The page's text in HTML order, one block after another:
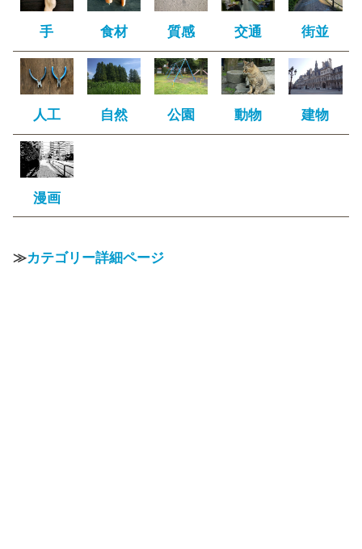
手 食材 質感 交通 街並
人工 自然 公園 動物 建物
漫画
≫カテゴリー詳細ページ